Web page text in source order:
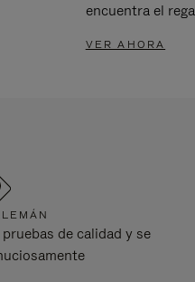
encuentra el
VER AHORA
de calidad y se